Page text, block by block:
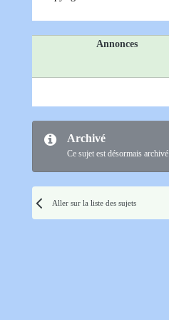
Annonces
Archivé
Ce sujet est désormais
Aller sur la liste des sujets